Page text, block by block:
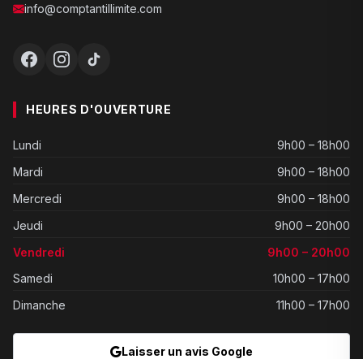
info@comptantillimite.com
HEURES D'OUVERTURE
Lundi
9h00 – 18h00
Mardi
9h00 – 18h00
Mercredi
9h00 – 18h00
Jeudi
9h00 – 20h00
Vendredi
9h00 – 20h00
Samedi
10h00 – 17h00
Dimanche
11h00 – 17h00
Laisser un avis Google